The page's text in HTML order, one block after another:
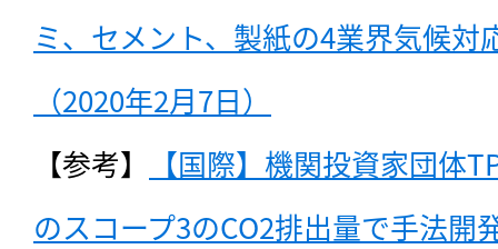
ミ、セメント、製紙の4業界気候対
（2020年2月7日）
【参考】
【国際】機関投資家団体
のスコープ3のCO2排出量で手法開